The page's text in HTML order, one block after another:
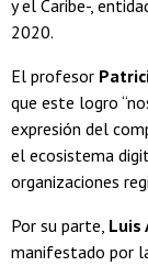
y el Caribe-,
2020.
El profesor
que este logro
expresión del
el ecosistema
organizaciones
Por su parte, Luis
manifestado por